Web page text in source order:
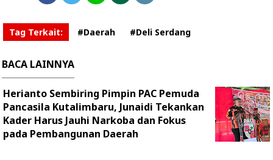
Tag Terkait: #Daerah #Deli Serdang
BACA LAINNYA
Herianto Sembiring Pimpin PAC Pemuda
Pancasila Kutalimbaru, Junaidi Tekankan
Kader Harus Jauhi Narkoba dan Fokus
pada Pembangunan Daerah